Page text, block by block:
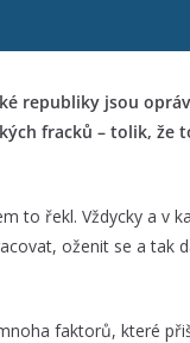
republiky jsou
fracků – tolik, že
to řekl. Vždycky a v
oženit se a tak
faktorů, které